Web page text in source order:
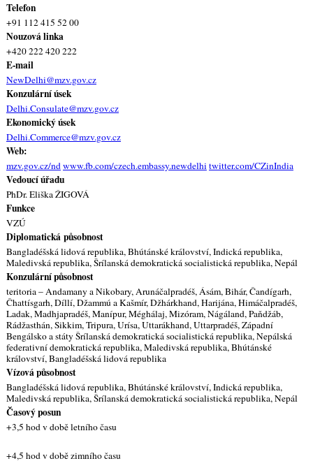
Telefon
+91 112 415 52 00
Nouzová linka
+420 222 420 222
E-mail
NewDelhi@mzv.gov.cz
Konzulární úsek
Delhi.Consulate@mzv.gov.cz
Ekonomický úsek
Delhi.Commerce@mzv.gov.cz
Web:
mzv.gov.cz/ndwww.fb.com/czech.embassy.newdelhi twitter.com/CZinIndia
Vedoucí úřadu
PhDr. Eliška ŽIGOVÁ
Funkce
VZÚ
Diplomatická působnost
Bangladéšská lidová republika, Bhútánské království, Indická republika,
Maledivská republika, Šrílanská demokratická socialistická republika, Nepál
Konzulární působnost
teritoria – Andamany a Nikobary, Arunáčalpradéš, Ásám, Bihár, Čandígarh,
Čhattísgarh, Díllí, Džammú a Kašmír, Džhárkhand, Harijána, Himáčalpradéš,
Ladak, Madhjapradéš, Manípur, Méghálaj, Mizóram, Nágáland, Paňdžáb,
Rádžasthán, Sikkim, Tripura, Urísa, Uttarákhand, Uttarpradéš, Západní
Bengálsko a státy Šrílanská demokratická socialistická republika, Nepálská
federativní demokratická republika, Maledivská republika, Bhútánské
království, Bangladéšská lidová republika
Vízová působnost
Bangladéšská lidová republika, Bhútánské království, Indická republika,
Maledivská republika, Šrílanská demokratická socialistická republika, Nepál
Časový posun
+3,5 hod v době letního času
+4,5 hod v době zimního času